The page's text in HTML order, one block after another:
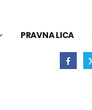
PRAVNA LICA